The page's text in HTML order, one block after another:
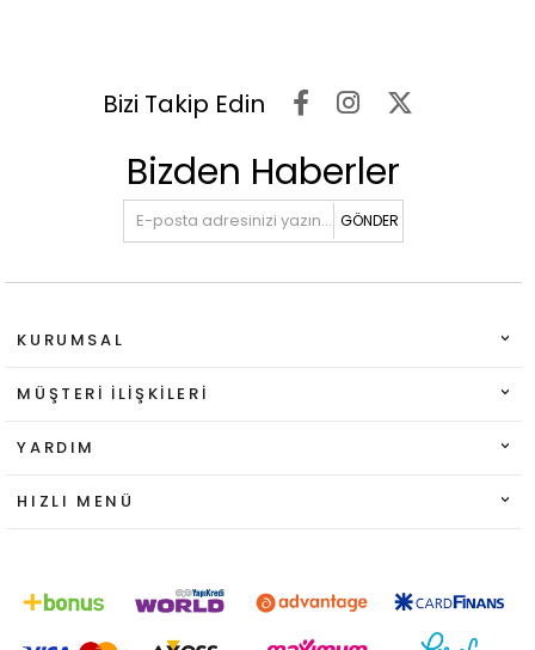
Bizi Takip Edin
Bizden Haberler
GÖNDER
KURUMSAL
MÜŞTERI İLIŞKILERI
YARDIM
HIZLI MENÜ